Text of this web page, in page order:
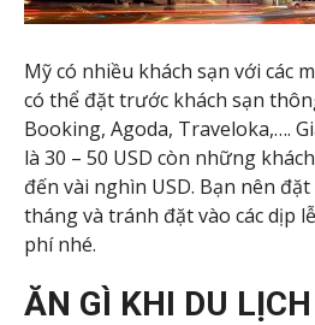
Mỹ có nhiều khách sạn với các
có thể đặt trước khách sạn
Booking, Agoda, Traveloka,….
là 30 – 50 USD còn những
đến vài nghìn USD. Bạn nên
tháng và tránh đặt vào các dịp
phí nhé.
ĂN GÌ KHI DU